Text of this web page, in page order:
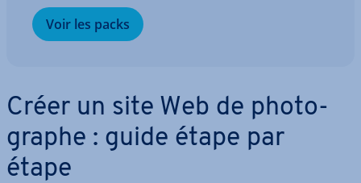
Voir les packs
Créer un site Web de pho­to­
graphe : guide étape par
étape